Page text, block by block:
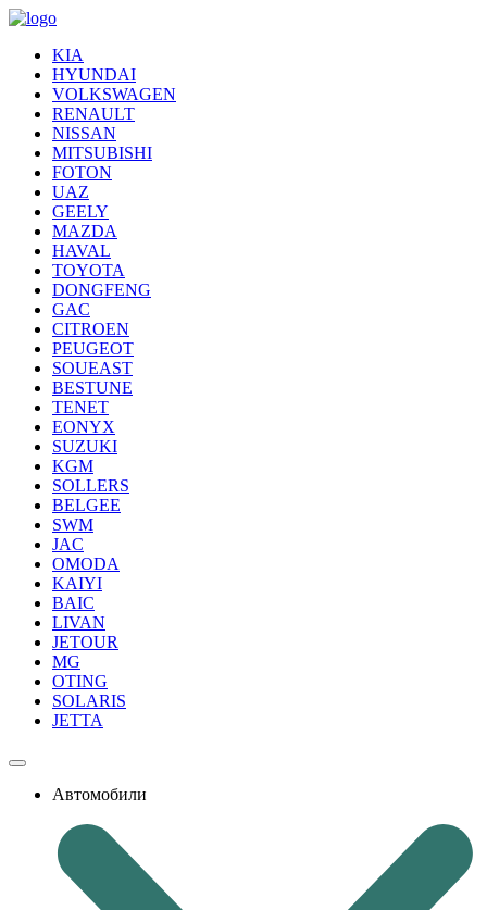
KIA
HYUNDAI
VOLKSWAGEN
RENAULT
NISSAN
MITSUBISHI
FOTON
UAZ
GEELY
MAZDA
HAVAL
TOYOTA
DONGFENG
GAC
CITROEN
PEUGEOT
SOUEAST
BESTUNE
TENET
EONYX
SUZUKI
KGM
SOLLERS
BELGEE
SWM
JAC
OMODA
KAIYI
BAIC
LIVAN
JETOUR
MG
OTING
SOLARIS
JETTA
Автомобили